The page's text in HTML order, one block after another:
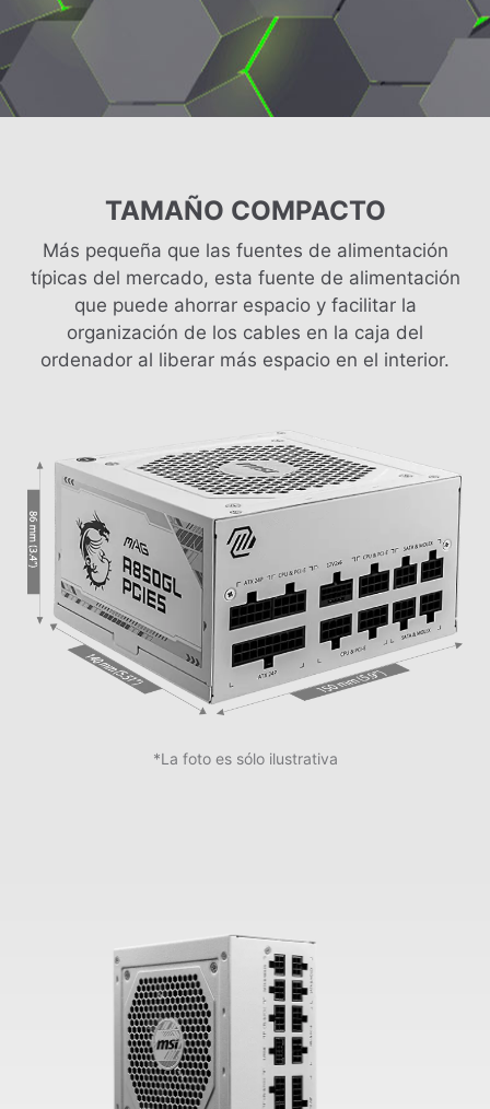
TAMAÑO COMPACTO
Más pequeña que las fuentes de alimentación
típicas del mercado, esta fuente de alimentación
que puede ahorrar espacio y facilitar la
organización de los cables en la caja del
ordenador al liberar más espacio en el interior.
*La foto es sólo ilustrativa